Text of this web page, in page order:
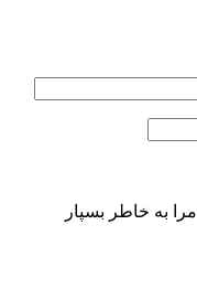
مرا به خاطر بسپار